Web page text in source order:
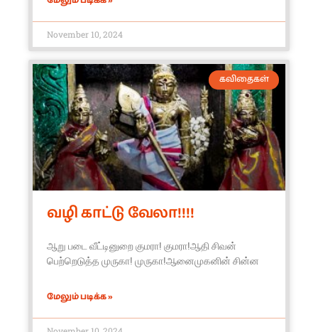
November 10, 2024
கவிதைகள்
வழி காட்டு வேலா!!!!
ஆறு படை வீட்டினுறை குமரா! குமரா!ஆதி சிவன்
பெற்றெடுத்த முருகா! முருகா!ஆனைமுகனின் சின்ன
மேலும் படிக்க »